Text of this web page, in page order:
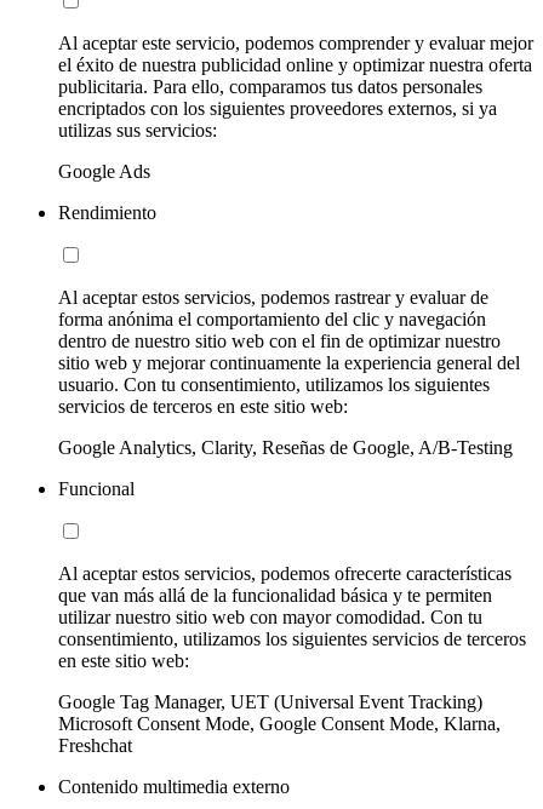
Al aceptar este servicio, podemos comprender y evaluar mejor
el éxito de nuestra publicidad online y optimizar nuestra oferta
publicitaria. Para ello, comparamos tus datos personales
encriptados con los siguientes proveedores externos, si ya
utilizas sus servicios:
Google Ads
Rendimiento
Al aceptar estos servicios, podemos rastrear y evaluar de
forma anónima el comportamiento del clic y navegación
dentro de nuestro sitio web con el fin de optimizar nuestro
sitio web y mejorar continuamente la experiencia general del
usuario. Con tu consentimiento, utilizamos los siguientes
servicios de terceros en este sitio web:
Google Analytics, Clarity, Reseñas de Google, A/B-Testing
Funcional
Al aceptar estos servicios, podemos ofrecerte características
que van más allá de la funcionalidad básica y te permiten
utilizar nuestro sitio web con mayor comodidad. Con tu
consentimiento, utilizamos los siguientes servicios de terceros
en este sitio web:
Google Tag Manager, UET (Universal Event Tracking)
Microsoft Consent Mode, Google Consent Mode, Klarna,
Freshchat
Contenido multimedia externo